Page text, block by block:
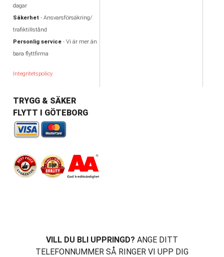
dagar
Säkerhet - Ansvarsförsäkring/
trafiktillstånd
Personlig service- Vi är mer än
bara flyttfirma
Integritetspolicy
TRYGG & SÄKER
FLYTT I GÖTEBORG
VILL DU BLI UPPRINGD? ANGE DITT
TELEFONNUMMER SÅ RINGER VI UPP DIG